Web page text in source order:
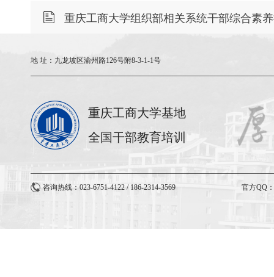
重庆工商大学组织部相关系统干部综合素
地 址： 九龙坡区渝州路126号附8-3-1-1号
重庆工商大学基地
全国干部教育培训
咨询热线：023-6751-4122 / 186-2314-3569 官方QQ